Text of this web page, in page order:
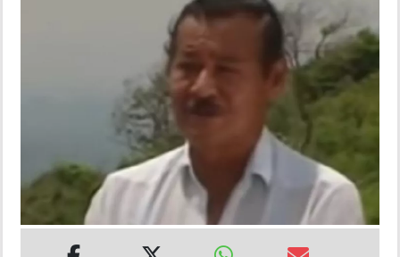
INSÓLITAS
MULTIMEDIA